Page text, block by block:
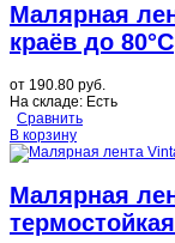
Малярная
краёв до 80°C
от 190.80 руб.
На складе: Есть
Сравнить
В корзину
Малярная